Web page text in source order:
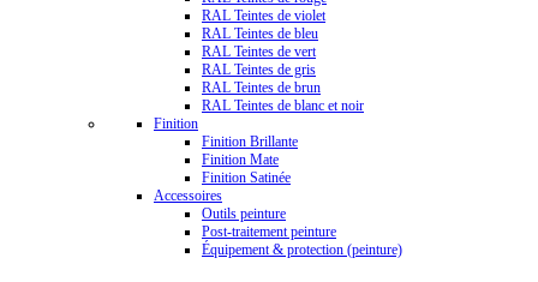
RAL Teintes de violet
RAL Teintes de bleu
RAL Teintes de vert
RAL Teintes de gris
RAL Teintes de brun
RAL Teintes de blanc et noir
Finition
Finition Brillante
Finition Mate
Finition Satinée
Accessoires
Outils peinture
Post-traitement peinture
Équipement & protection (peinture)